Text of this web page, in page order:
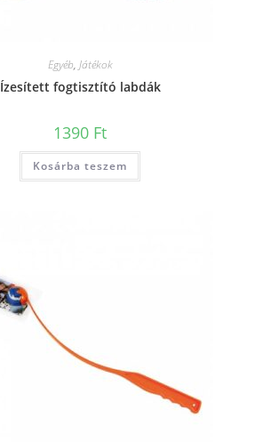
Egyéb, Játékok
Ízesített fogtisztító labdák
1390 Ft
Kosárba teszem